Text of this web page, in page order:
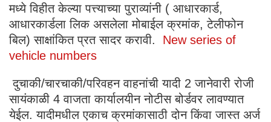
मध्ये विहीत केल्या पत्त्याच्या पुराव्यांनी ( आधारकार्ड,
आधारकार्डला लिक असलेला मोबाईल क्रमांक, टेलीफोन
बिल) साक्षांकित प्रत सादर करावी. New series of
vehicle numbers
दुचाकी/चारचाकी/परिवहन वाहनांची यादी 2 जानेवारी रोजी
सायंकाळी 4 वाजता कार्यालयीन नोटीस बोर्डवर लावण्यात
येईल. यादीमधील एकाच क्रमांकासाठी दोन किंवा जास्त अर्ज